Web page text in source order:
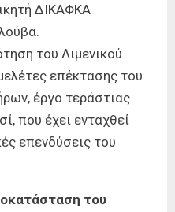
ΔΙΚΑΦΚΑ
του Λιμενικού
επέκτασης του
έργο τεράστιας
που έχει ενταχθεί
επενδύσεις του
του